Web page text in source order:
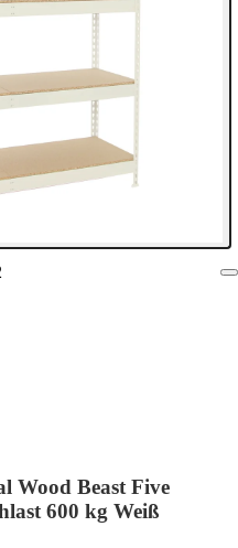
Wood Beast Five
600 kg Weiß